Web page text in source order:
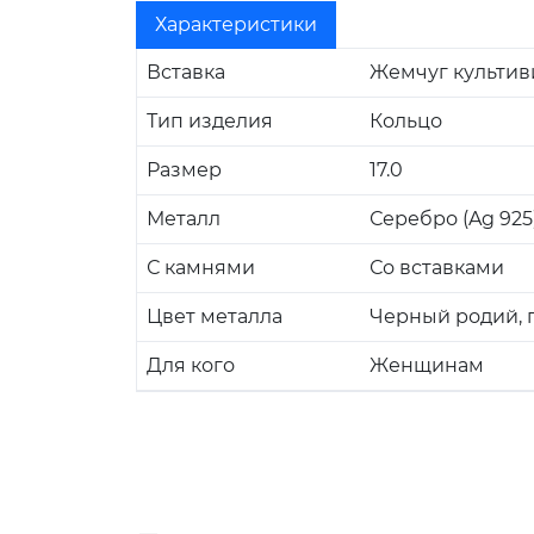
Характеристики
Вставка Жемчуг
Тип изделия Кольцо
Размер 17.0
Металл Серебро (Ag
С камнями Со вставками
Цвет металла Черный родий,
Для кого Женщинам